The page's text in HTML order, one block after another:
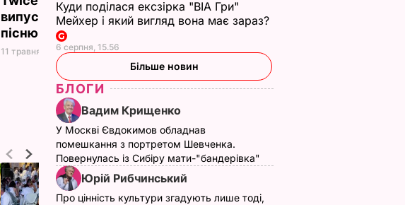
випустила нову
пісню. Аудіо
11 травня, 13.50НОВИНИ
кліп Агілери. Відео
Куди поділася ексзірка "ВІА Гри"
Мейхер і який вигляд вона має зараз?
6 серпня, 15.56
Більше новин
БЛОГИ
Вадим Крищенко
У Москві Євдокимов обладнав
помешкання з портретом Шевченка.
Повернулась із Сибіру мати-"бандерівка"
Юрій Рибчинський
Про цінність культури згадують лише тоді,